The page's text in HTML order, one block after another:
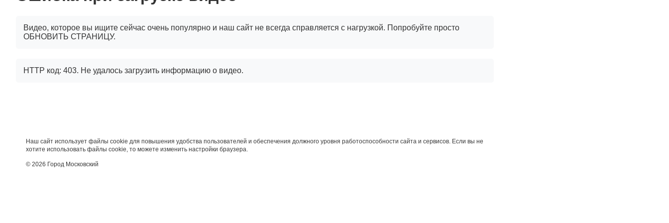
Видео, которое вы ищите сейчас очень популярно и наш сайт не всегда справляется с нагрузкой. Попробуйте просто
ОБНОВИТЬ СТРАНИЦУ.
HTTP код: 403. Не удалось загрузить информацию о видео.
Наш сайт использует файлы cookie для повышения удобства пользователей и обеспечения должного уровня работоспособности сайта и сервисов. Если вы не
хотите использовать файлы cookie, то можете изменить настройки браузера.
© 2026 Город Московский